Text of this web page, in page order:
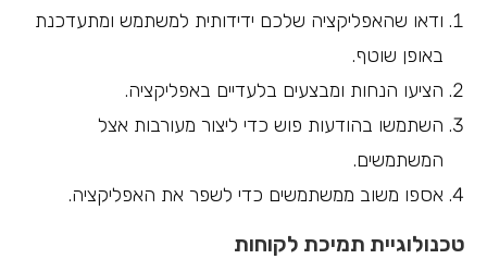
ודאו שהאפליקציה שלכם ידידותית למשתמש ומתעדכנת
באופן שוטף.
הציעו הנחות ומבצעים בלעדיים באפליקציה.
השתמשו בהודעות פוש כדי ליצור מעורבות אצל
המשתמשים.
אספו משוב ממשתמשים כדי לשפר את האפליקציה.
טכנולוגיית תמיכת לקוחות